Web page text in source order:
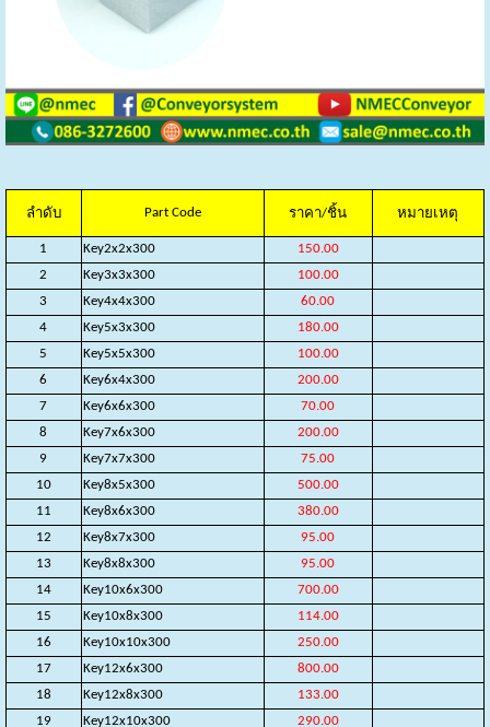
ลำดับ Part Code ราคา/ชิ้น หมายเหตุ
1 Key2x2x300
150.00
2
Key3x3x300
100.00
3
Key4x4x300
60.00
4
Key5x3x300
180.00
5
Key5x5x300
100.00
6
Key6x4x300
200.00
7
Key6x6x300
70.00
8
Key7x6x300
200.00
9
Key7x7x300
75.00
10
Key8x5x300
500.00
11
Key8x6x300
380.00
12
Key8x7x300
95.00
13
Key8x8x300
95.00
14
Key10x6x300
700.00
15
Key10x8x300
114.00
16
Key10x10x300
250.00
17
Key12x6x300
800.00
18
Key12x8x300
133.00
19
Key12x10x300
290.00